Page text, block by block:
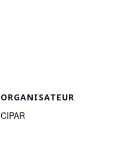
ORGANISATEUR
CIPAR